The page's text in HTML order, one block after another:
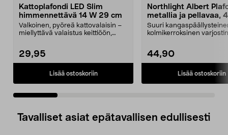
Kattoplafondi LED Slim
himmennettävä 14 W 29 cm
Valkoinen, pyöreä kattovalaisin –
miellyttävä valaistus keittiöön,
29,95
Lisää ostoskoriin
Northlight Albert
metallia ja pellavaa,
Suuri
kolmikerroksinen
44,90
Lisää ostoskoriin
Tavalliset asiat epätavallisen edullisesti